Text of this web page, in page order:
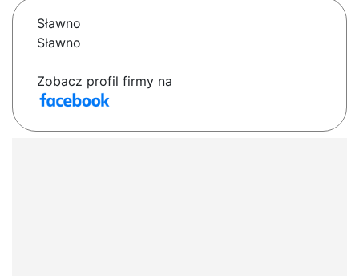
Sławno
Sławno
Zobacz profil firmy na